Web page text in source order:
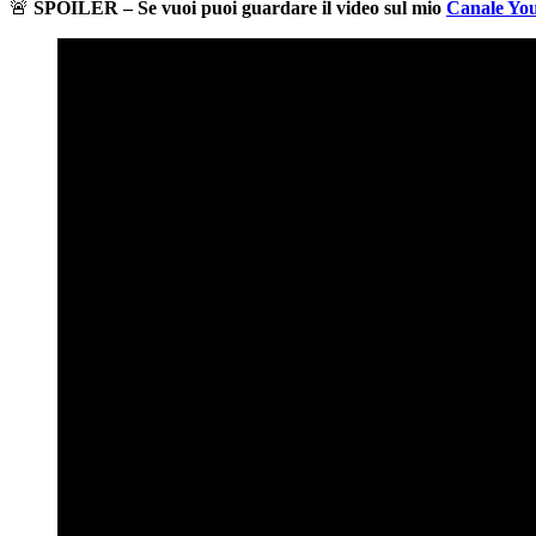
🚨 SPOILER – Se vuoi puoi guardare il video sul mio Canale